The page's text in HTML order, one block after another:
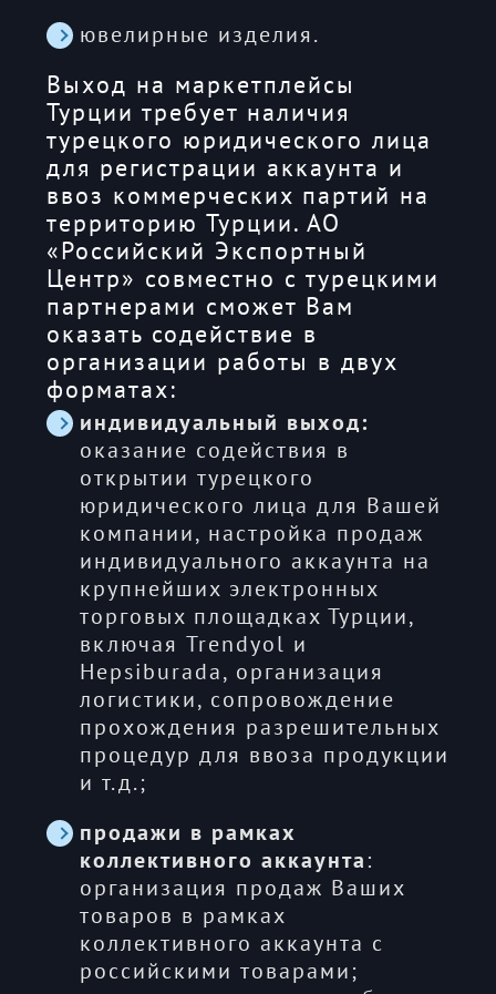
ювелирные изделия.
Выход на маркетплейсы
Турции требует наличия
турецкого юридического лица
для регистрации аккаунта и
ввоз коммерческих партий на
территорию Турции. АО
«Российский Экспортный
Центр» совместно с турецкими
партнерами сможет Вам
оказать содействие в
организации работы в двух
форматах:
индивидуальный выход:
оказание содействия в
открытии турецкого
юридического лица для Вашей
компании, настройка продаж
индивидуального аккаунта на
крупнейших электронных
торговых площадках Турции,
включая Trendyol и
Hepsiburada, организация
логистики, сопровождение
прохождения разрешительных
процедур для ввоза продукции
и т.д.;
продажи в рамках
коллективного аккаунта :
организация продаж Ваших
товаров в рамках
коллективного аккаунта с
российскими товарами;